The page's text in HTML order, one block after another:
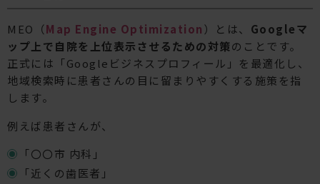
MEO（Map Engine Optimization）とは、 Googleマ
ップ上で自院を上位表示させるための対策のことです。
正式には「Googleビジネスプロフィール」を最適化し、
地域検索時に患者さんの目に留まりやすくする施策を指
します。
例えば患者さんが、
「〇〇市 内科」
「近くの歯医者」